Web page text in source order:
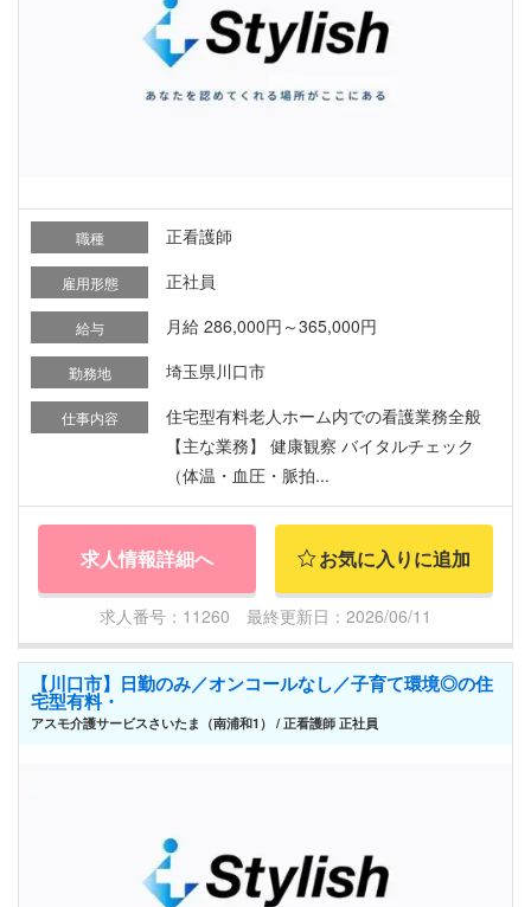
職種 正看護師
雇用形態 正社員
給与 月給 286,000円～365,000円
勤務地 埼玉県川口市
仕事内容
住宅型有料老人ホーム内での看護業務全般
【主な業務】 健康観察 バイタルチェック
（体温・血圧・脈拍...
求人情報詳細へ お気に入りに追加
求人番号：11260 最終更新日：2026/06/11
【川口市】日勤のみ／オンコールなし／子育て環境◎の住
宅型有料・
アスモ介護サービスさいたま（南浦和1） / 正看護師 正社員